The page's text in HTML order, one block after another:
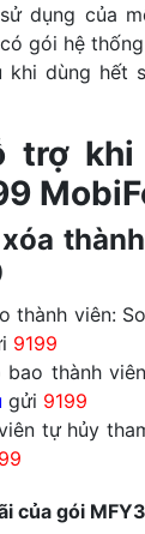
dụng của
gói hệ
khi dùng hết
trợ khi
thành viên:
9199
thành
gửi 9199
tự hủy
của gói